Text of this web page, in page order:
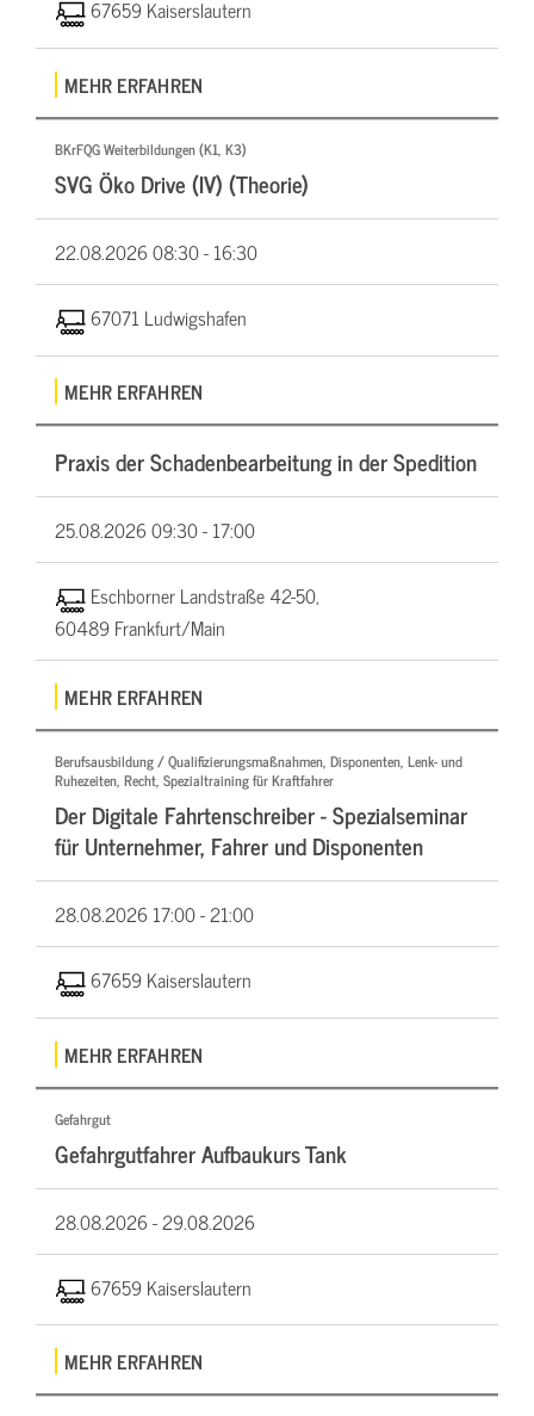
67659 Kaiserslautern
MEHR ERFAHREN
BKrFQG Weiterbildungen (K1, K3)
SVG Öko Drive (IV) (Theorie)
22.08.202608:30 - 16:30
67071 Ludwigshafen
MEHR ERFAHREN
Praxis der Schadenbearbeitung in der Spedition
25.08.202609:30 - 17:00
Eschborner Landstraße 42-50,
60489 Frankfurt/Main
MEHR ERFAHREN
Berufsausbildung / Qualifizierungsmaßnahmen, Disponenten, Lenk- und
Ruhezeiten, Recht, Spezialtraining für Kraftfahrer
Der Digitale Fahrtenschreiber - Spezialseminar
für Unternehmer, Fahrer und Disponenten
28.08.2026 17:00 - 21:00
67659 Kaiserslautern
MEHR ERFAHREN
Gefahrgut
Gefahrgutfahrer Aufbaukurs Tank
28.08.2026 -29.08.2026
67659 Kaiserslautern
MEHR ERFAHREN